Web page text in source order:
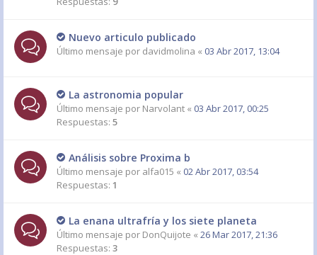
Nuevo articulo publicado
Último mensaje por davidmolina « 03 Abr 2017, 13:04
La astronomia popular
Último mensaje por Narvolant « 03 Abr 2017, 00:25
Respuestas: 5
Análisis sobre Proxima b
Último mensaje por alfa015 « 02 Abr 2017, 03:54
Respuestas: 1
La enana ultrafría y los siete planeta
Último mensaje por DonQuijote « 26 Mar 2017, 21:36
Respuestas: 3